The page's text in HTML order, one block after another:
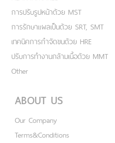
การปรับรูปหน้าด้วย MST
การรักษาแผลเป็นด้วย SRT, SMT
เทคนิคการกำจัดขนด้วย HRE
ปรับการทำงานกล้ามเนื้อด้วย MMT
Other
ABOUT US
Our Company
Terms&Conditions